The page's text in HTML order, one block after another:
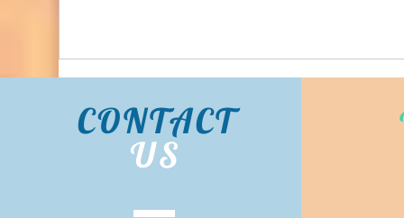
CONTACT
US